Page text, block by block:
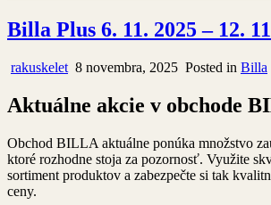
Billa Plus 6. 11. 2025 – 12.
rakuskelet 8 novembra, 2025 Posted in Billa
Aktuálne akcie v obchode
Obchod BILLA aktuálne ponúka množstvo
ktoré rozhodne stoja za pozornosť. Využite
sortiment produktov a zabezpečte si tak
ceny.